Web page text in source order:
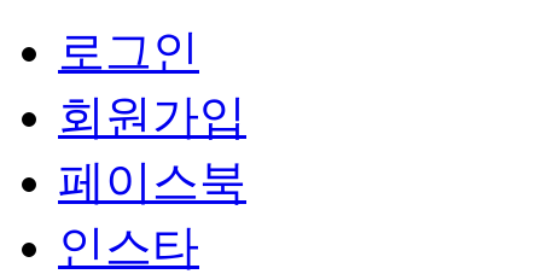
로그인
회원가입
페이스북
인스타